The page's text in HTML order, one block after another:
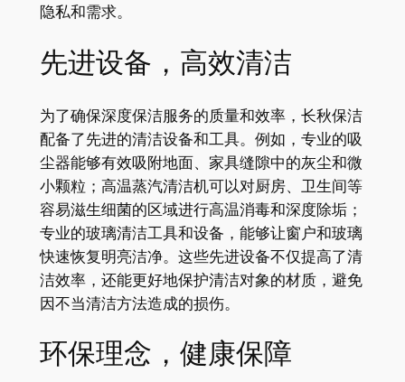
隐私和需求。
先进设备，高效清洁
为了确保深度保洁服务的质量和效率，长秋保洁
配备了先进的清洁设备和工具。例如，专业的吸
尘器能够有效吸附地面、家具缝隙中的灰尘和微
小颗粒；高温蒸汽清洁机可以对厨房、卫生间等
容易滋生细菌的区域进行高温消毒和深度除垢；
专业的玻璃清洁工具和设备，能够让窗户和玻璃
快速恢复明亮洁净。这些先进设备不仅提高了清
洁效率，还能更好地保护清洁对象的材质，避免
因不当清洁方法造成的损伤。
环保理念，健康保障